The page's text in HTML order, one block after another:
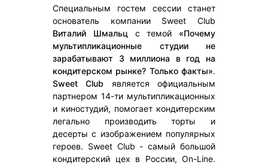
Специальным гостем сессии станет
основатель компании Sweet Club
Виталий Шмальц с темой «Почему
мультипликационные студии не
зарабатывают 3 миллиона в год на
кондитерском рынке? Только факты».
Sweet Club является официальным
партнером 14-ти мультипликационных
и киностудий, помогает кондитерским
легально производить торты и
десерты с изображением популярных
героев. Sweet Club - самый большой
кондитерский цех в России, On-Line.